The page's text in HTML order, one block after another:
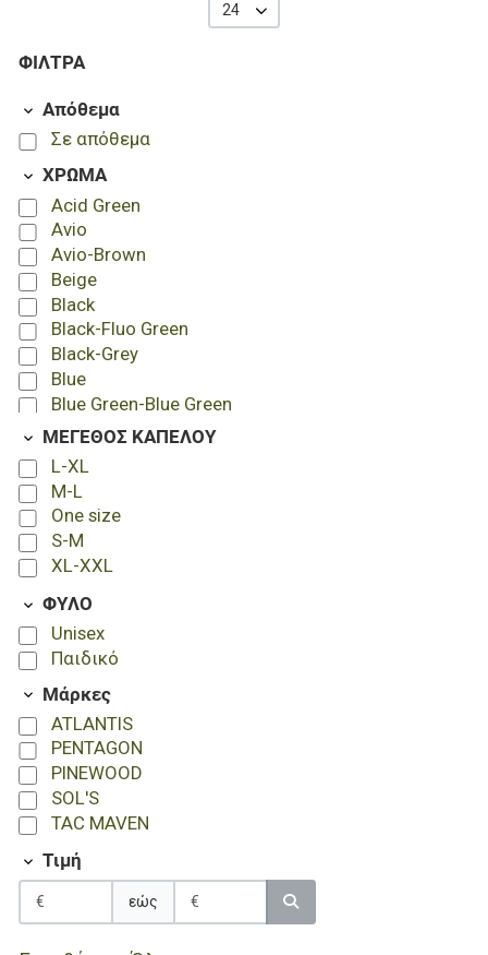
ΦΊΛΤΡΑ
Απόθεμα
Σε απόθεμα
ΧΡΩΜΑ
Acid Green
Avio
Avio-Brown
Beige
Black
Black-Fluo Green
Black-Grey
Blue
Blue Green-Blue Green
Bottle Green
Burgundy
Burgundy Melange
Camo
Camouflage-Orange
Charcoal Grey
Coral
Coyote
Dark Grey
Dove Grey
Forest Green
French Navy
Fuchsia
Fucshia-Grey
Gold
Green
Green-Black
Green-Orange
Green Fluo
Grey
ΜΕΓΕΘΟΣ ΚΑΠΕΛΟΥ
L-XL
M-L
One size
S-M
XL-XXL
ΦΥΛΟ
Unisex
Παιδικό
Μάρκες
ATLANTIS
PENTAGON
PINEWOOD
SOL'S
TAC MAVEN
Τιμή
εώς
24